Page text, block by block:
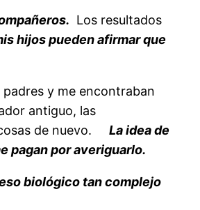
Los resultados
hijos pueden afirmar que
y me encontraban
antiguo, las
de nuevo.
La idea de
pagan por averiguarlo.
biológico tan complejo